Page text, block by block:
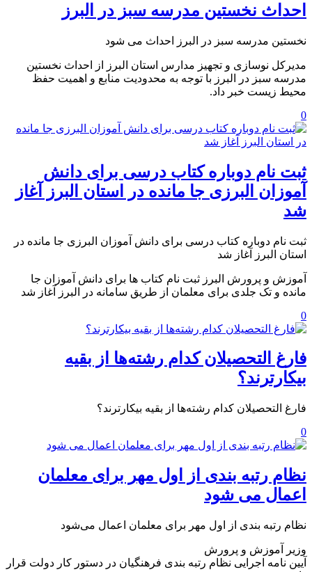
احداث ️نخستین مدرسه سبز در البرز
️نخستین مدرسه سبز در البرز احداث می شود
مدیرکل نوسازی و تجهیز مدارس استان البرز از احداث نخستین
مدرسه سبز در البرز با توجه به محدودیت منابع و اهمیت حفظ
محیط زیست خبر داد.
0
️ثبت ‌نام دوباره کتاب درسی برای دانش‌
آموزان البرزی جا مانده در استان البرز آغاز
شد
️ثبت ‌نام دوباره کتاب درسی برای دانش‌ آموزان البرزی جا مانده در
استان البرز آغاز شد
آموزش و پرورش البرز ثبت‌ نام کتاب ها برای دانش آموزان جا
مانده و تک جلدی برای معلمان از طریق سامانه در البرز آغاز شد
0
فارغ التحصیلان کدام رشته‌ها از بقیه
بیکارترند؟
فارغ التحصیلان کدام رشته‌ها از بقیه بیکارترند؟
0
نظام رتبه بندی از اول مهر برای معلمان
اعمال می شود
نظام رتبه بندی از اول مهر برای معلمان اعمال می‌‎شود
وزیر آموزش و پرورش
آیین نامه اجرایی نظام رتبه بندی فرهنگیان در دستور کار دولت قرار